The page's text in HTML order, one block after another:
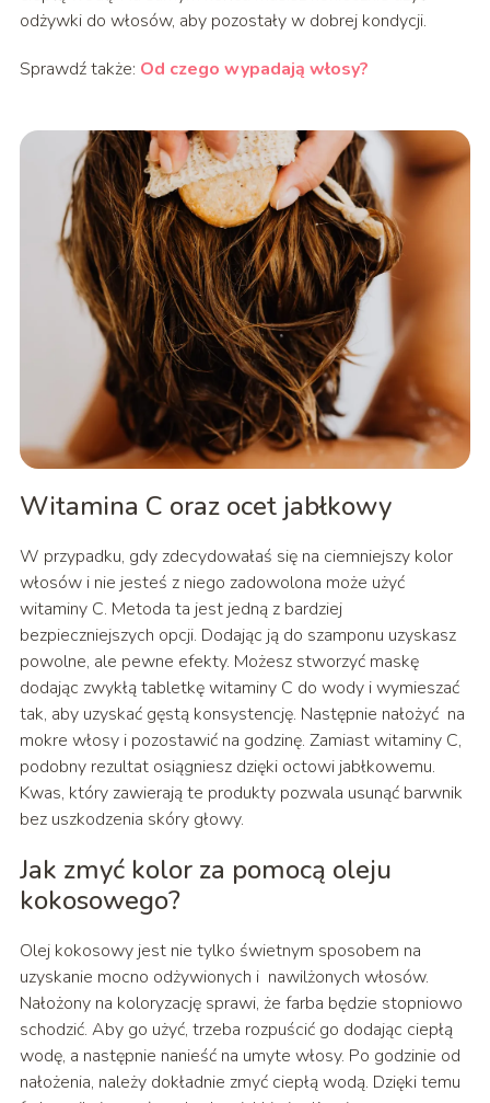
odżywki do włosów, aby pozostały w dobrej kondycji.
Sprawdź także: Od czego wypadają włosy?
Witamina C oraz ocet jabłkowy
W przypadku, gdy zdecydowałaś się na ciemniejszy kolor
włosów i nie jesteś z niego zadowolona może użyć
witaminy C. Metoda ta jest jedną z bardziej
bezpieczniejszych opcji. Dodając ją do szamponu uzyskasz
powolne, ale pewne efekty. Możesz stworzyć maskę
dodając zwykłą tabletkę witaminy C do wody i wymieszać
tak, aby uzyskać gęstą konsystencję. Następnie nałożyć na
mokre włosy i pozostawić na godzinę. Zamiast witaminy C,
podobny rezultat osiągniesz dzięki octowi jabłkowemu.
Kwas, który zawierają te produkty pozwala usunąć barwnik
bez uszkodzenia skóry głowy.
Jak zmyć kolor za pomocą oleju
kokosowego?
Olej kokosowy jest nie tylko świetnym sposobem na
uzyskanie mocno odżywionych i nawilżonych włosów.
Nałożony na koloryzację sprawi, że farba będzie stopniowo
schodzić. Aby go użyć, trzeba rozpuścić go dodając ciepłą
wodę, a następnie nanieść na umyte włosy. Po godzinie od
nałożenia, należy dokładnie zmyć ciepłą wodą. Dzięki temu